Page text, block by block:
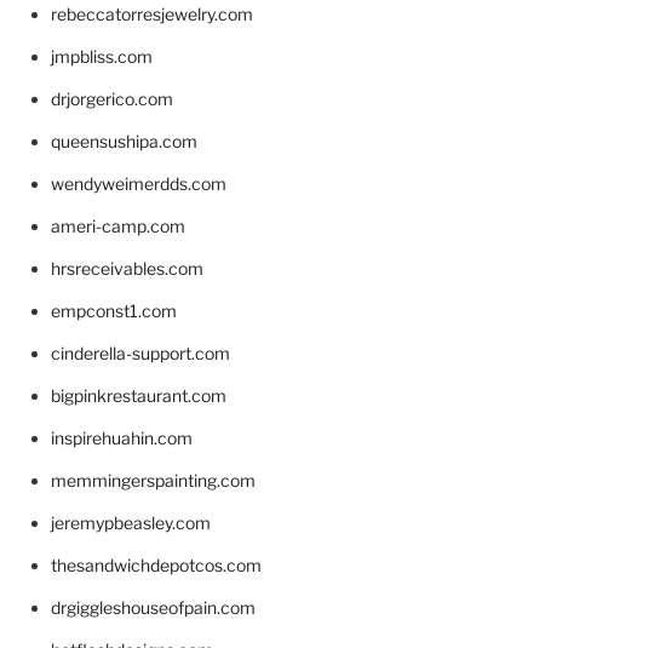
rebeccatorresjewelry.com
jmpbliss.com
drjorgerico.com
queensushipa.com
wendyweimerdds.com
ameri-camp.com
hrsreceivables.com
empconst1.com
cinderella-support.com
bigpinkrestaurant.com
inspirehuahin.com
memmingerspainting.com
jeremypbeasley.com
thesandwichdepotcos.com
drgiggleshouseofpain.com